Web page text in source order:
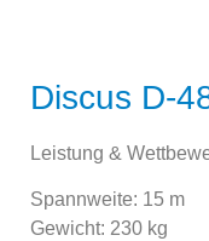
Discus D-
Leistung &
Spannweite: 15 m
Gewicht: 230 kg